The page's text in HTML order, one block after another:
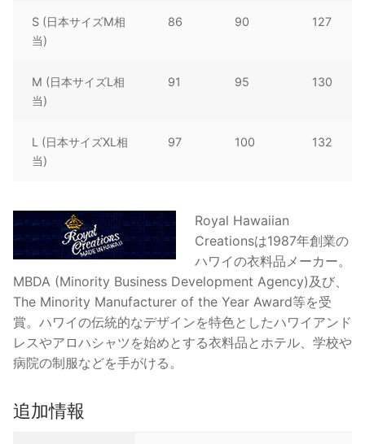
S (日本サイズM相
当)
86 90 127
M (日本サイズL相
当)
91 95 130
L (日本サイズXL相
当)
97 100 132
Royal Hawaiian
Creationsは1987年創業の
ハワイの衣料品メーカー。
MBDA (Minority Business Development Agency)及び、
The Minority Manufacturer of the Year Award等を受
賞。ハワイの伝統的なデザインを特色としたハワイアンド
レスやアロハシャツを始めとする衣料品とホテル、学校や
病院の制服などを手がける。
追加情報